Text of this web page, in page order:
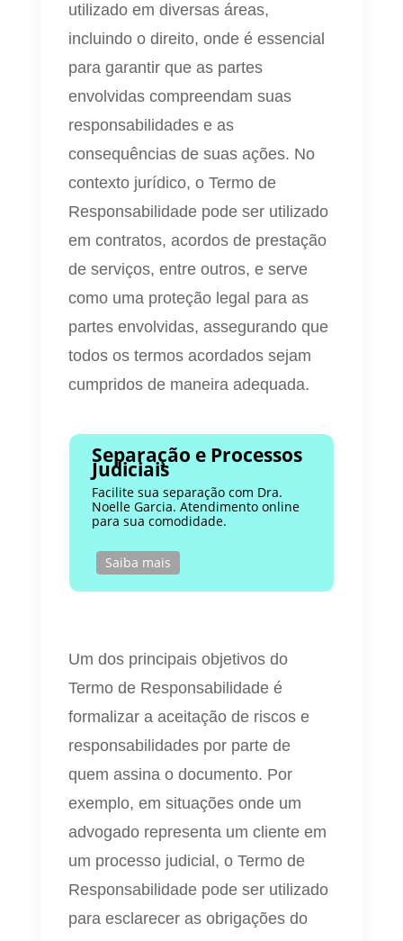
utilizado em diversas áreas,
incluindo o direito, onde é essencial
para garantir que as partes
envolvidas compreendam suas
responsabilidades e as
consequências de suas ações. No
contexto jurídico, o Termo de
Responsabilidade pode ser utilizado
em contratos, acordos de prestação
de serviços, entre outros, e serve
como uma proteção legal para as
partes envolvidas, assegurando que
todos os termos acordados sejam
cumpridos de maneira adequada.
Separação e Processos
Judiciais
Facilite sua separação com Dra.
Noelle Garcia. Atendimento online
para sua comodidade.
Saiba mais
Um dos principais objetivos do
Termo de Responsabilidade é
formalizar a aceitação de riscos e
responsabilidades por parte de
quem assina o documento. Por
exemplo, em situações onde um
advogado representa um cliente em
um processo judicial, o Termo de
Responsabilidade pode ser utilizado
para esclarecer as obrigações do